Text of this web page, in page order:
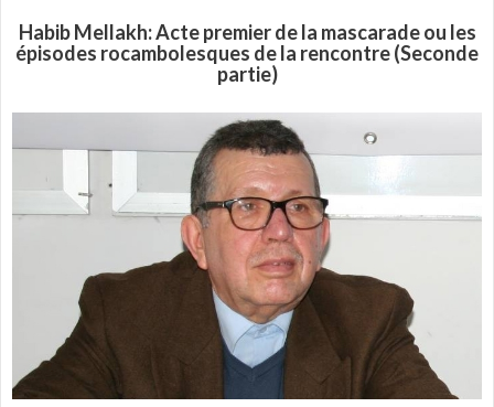
Habib Mellakh: Acte premier de la mascarade ou les
épisodes rocambolesques de la rencontre (Seconde
partie)